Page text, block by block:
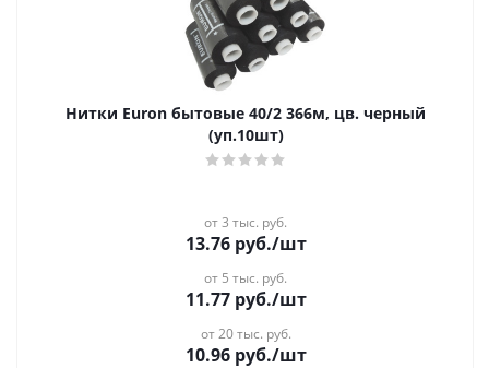
Нитки Euron бытовые 40/2 366м, цв. черный
(уп.10шт)
от 3 тыс. руб.
13.76руб./шт
от 5 тыс. руб.
11.77руб./шт
от 20 тыс. руб.
10.96руб./шт